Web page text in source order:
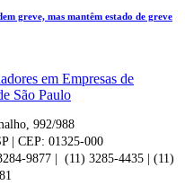
greve, mas mantêm estado de greve
992/988
| CEP: 01325-000
9877 | (11) 3285-4435 | (11)